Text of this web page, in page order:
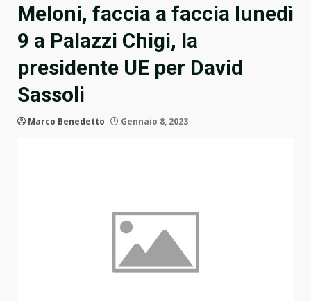
Meloni, faccia a faccia lunedì
9 a Palazzi Chigi, la
presidente UE per David
Sassoli
Marco Benedetto Gennaio 8, 2023